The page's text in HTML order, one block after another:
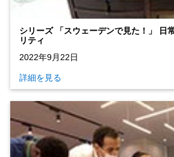
シリーズ 「スウェーデンで見た！」 日
リティ
2022年9月22日
詳細を見る